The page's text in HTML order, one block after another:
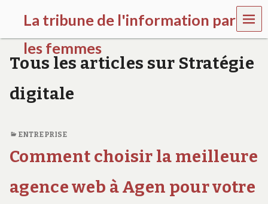
La tribune de l'information par
les femmes
l
t
b
u
n
e
o
m
MEN
U
Tous les articles sur Stratégie
digitale
ENTREPRISE
Comment choisir la meilleure
agence web à Agen pour votre